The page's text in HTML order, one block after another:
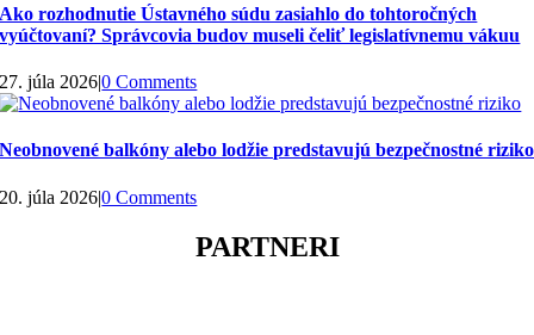
Ako rozhodnutie Ústavného súdu zasiahlo do tohtoročných
vyúčtovaní? Správcovia budov museli čeliť legislatívnemu vákuu
27. júla 2026|0 Comments
Neobnovené balkóny alebo lodžie predstavujú bezpečnostné riziko
20. júla 2026|0 Comments
PARTNERI